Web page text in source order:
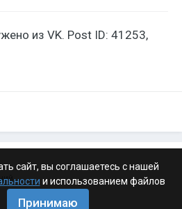
из VK. Post ID: 41253,
сайт, вы соглашаетесь с нашей
и использованием файлов
Принимаю